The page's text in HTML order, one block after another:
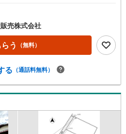
停まで徒歩3分！●家デパ 松屋不動産
市・豊川市・知立市・浜松市の4店舗
・遠州エリアの物件ならおまかせくだ
古戸建、中古マンション、土地をお客
てご提案いたします！・中古物件のリ
ームを行っています。新築購入より低
業時間 午前9時00分～午後6時30分
の時間帯はお電話でのお問い合わせが
きます。右下の電話ボタンをタッチ！
話ください。
売株式会社
う （無料）
る （通話料無料）